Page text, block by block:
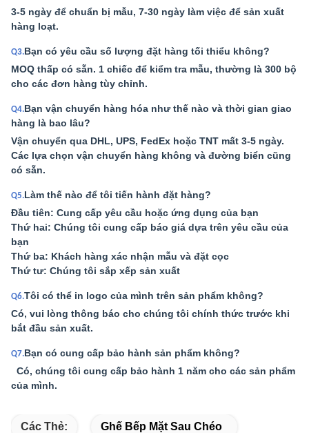
3-5 ngày để chuẩn bị mẫu, 7-30 ngày làm việc để sản xuất
hàng loạt.
Q3.Bạn có yêu cầu số lượng đặt hàng tối thiểu không?
MOQ thấp có sẵn. 1 chiếc để kiểm tra mẫu, thường là 300 bộ
cho các đơn hàng tùy chỉnh.
Q4.Bạn vận chuyển hàng hóa như thế nào và thời gian giao
hàng là bao lâu?
Vận chuyển qua DHL, UPS, FedEx hoặc TNT mất 3-5 ngày.
Các lựa chọn vận chuyển hàng không và đường biển cũng
có sẵn.
Q5.Làm thế nào để tôi tiến hành đặt hàng?
Đầu tiên: Cung cấp yêu cầu hoặc ứng dụng của bạn
Thứ hai: Chúng tôi cung cấp báo giá dựa trên yêu cầu của
bạn
Thứ ba: Khách hàng xác nhận mẫu và đặt cọc
Thứ tư: Chúng tôi sắp xếp sản xuất
Q6.Tôi có thể in logo của mình trên sản phẩm không?
Có, vui lòng thông báo cho chúng tôi chính thức trước khi
bắt đầu sản xuất.
Q7.Bạn có cung cấp bảo hành sản phẩm không?
Có, chúng tôi cung cấp bảo hành 1 năm cho các sản phẩm
của mình.
Các Thẻ: Ghế Bếp Mặt Sau Chéo